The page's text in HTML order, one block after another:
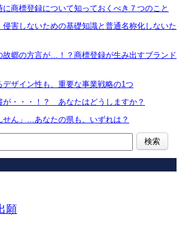
商標登録について知っておくべき７つのこと
害しないための基礎知識と普通名称化しないた
故郷の方言が…！？商標登録が生み出すブランド
デザイン性も、重要な事業戦略の1つ
が・・・！？ あなたはどうしますか？
せん」…あなたの県も、いずれは？
願